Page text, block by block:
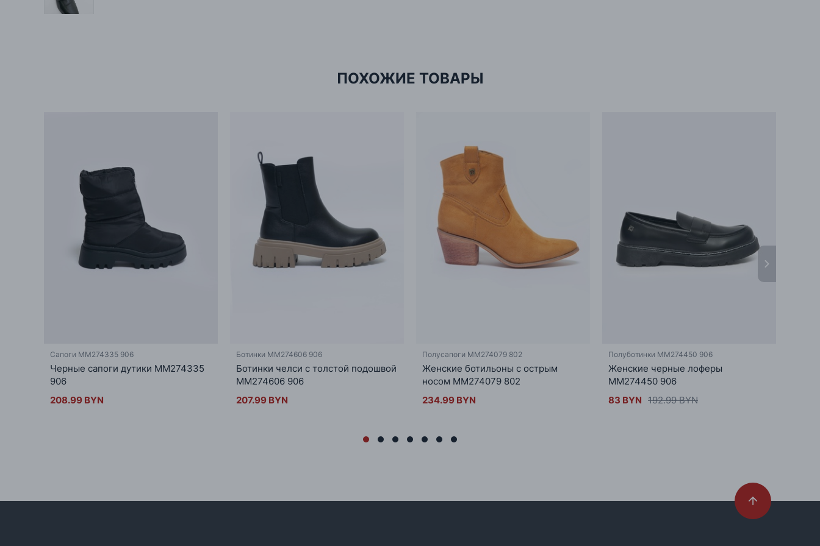
ПОХОЖИЕ ТОВАРЫ
Сапоги MM274335 906
Черные сапоги дутики MM274335
906
208.99 BYN
Ботинки MM274606 906
Ботинки челси с толстой подошвой
MM274606 906
207.99 BYN
Полусапоги MM274079 802
Женские ботильоны с острым
носом MM274079 802
234.99 BYN
Полуботинки MM274450 906
Женские черные лоферы
MM274450 906
83 BYN 192.99 BYN